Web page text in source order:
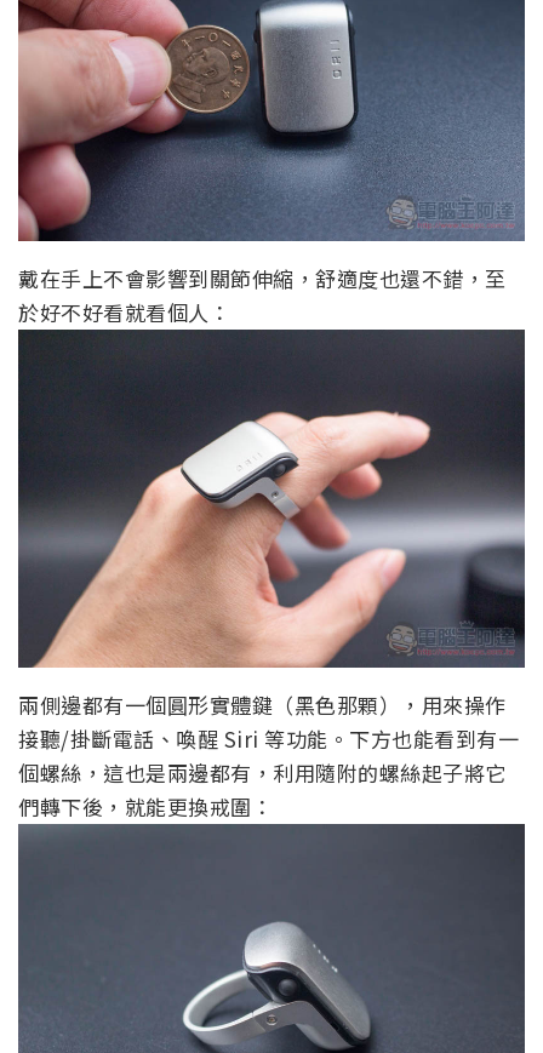
戴在手上不會影響到關節伸縮，舒適度也還不錯，至
於好不好看就看個人：
兩側邊都有一個圓形實體鍵（黑色那顆），用來操作
接聽/掛斷電話、喚醒 Siri 等功能。下方也能看到有一
個螺絲，這也是兩邊都有，利用隨附的螺絲起子將它
們轉下後，就能更換戒圍：